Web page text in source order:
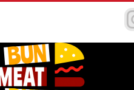
contenu